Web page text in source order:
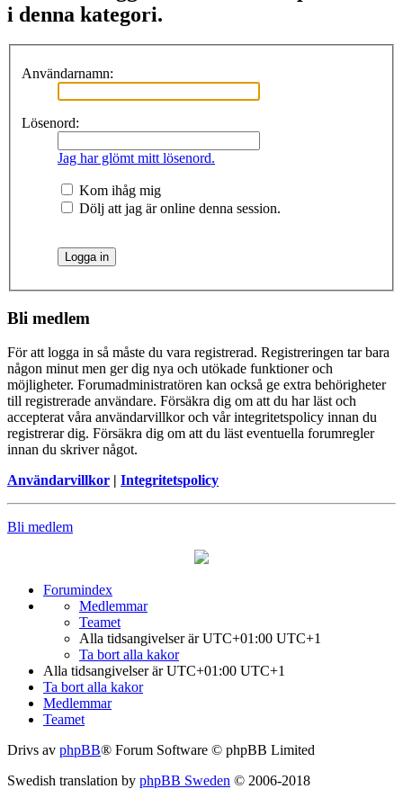
i denna kategori.
Användarnamn:
Lösenord:
Jag har glömt mitt lösenord.
Kom ihåg mig
Dölj att jag är online denna session.
Bli medlem
För att logga in så måste du vara registrerad. Registreringen tar bara
någon minut men ger dig nya och utökade funktioner och
möjligheter. Forumadministratören kan också ge extra behörigheter
till registrerade användare. Försäkra dig om att du har läst och
accepterat våra användarvillkor och vår integritetspolicy innan du
registrerar dig. Försäkra dig om att du läst eventuella forumregler
innan du skriver något.
Användarvillkor | Integritetspolicy
Bli medlem
Forumindex
Medlemmar
Teamet
Alla tidsangivelser är UTC+01:00 UTC+1
Ta bort alla kakor
Alla tidsangivelser är UTC+01:00 UTC+1
Ta bort alla kakor
Medlemmar
Teamet
Drivs av phpBB® Forum Software © phpBB Limited
Swedish translation by phpBB Sweden © 2006-2018